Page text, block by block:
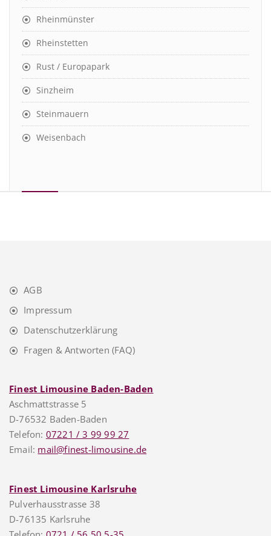
Rheinmünster
Rheinstetten
Rust / Europapark
Sinzheim
Steinmauern
Weisenbach
AGB
Impressum
Datenschutzerklärung
Fragen & Antworten (FAQ)
Finest Limousine Baden-Baden
Aschmattstrasse 5
D-76532 Baden-Baden
Telefon: 07221 / 3 99 99 27
Email: mail@finest-limousine.de
Finest Limousine Karlsruhe
Pulverhausstrasse 38
D-76135 Karlsruhe